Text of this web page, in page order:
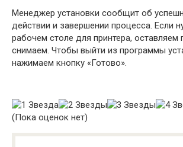
Менеджер установки сообщит об
действии и завершении процесса. Если
рабочем столе для принтера, оставляем
снимаем. Чтобы выйти из программы
нажимаем кнопку «Готово».
(Пока оценок нет)